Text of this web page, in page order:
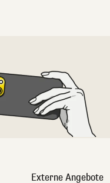
Externe Angebote